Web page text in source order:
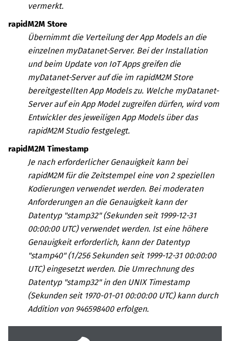
vermerkt.
rapidM2M Store
Übernimmt die Verteilung der App Models an die
einzelnen myDatanet-Server. Bei der Installation
und beim Update von IoT Apps greifen die
myDatanet-Server auf die im rapidM2M Store
bereitgestellten App Models zu. Welche myDatanet-
Server auf ein App Model zugreifen dürfen, wird vom
Entwickler des jeweiligen App Models über das
rapidM2M Studio festgelegt.
rapidM2M Timestamp
Je nach erforderlicher Genauigkeit kann bei
rapidM2M für die Zeitstempel eine von 2 speziellen
Kodierungen verwendet werden. Bei moderaten
Anforderungen an die Genauigkeit kann der
Datentyp "stamp32" (Sekunden seit 1999-12-31
00:00:00 UTC) verwendet werden. Ist eine höhere
Genauigkeit erforderlich, kann der Datentyp
"stamp40" (1/256 Sekunden seit 1999-12-31 00:00:00
UTC) eingesetzt werden. Die Umrechnung des
Datentyp "stamp32" in den UNIX Timestamp
(Sekunden seit 1970-01-01 00:00:00 UTC) kann durch
Addition von 946598400 erfolgen.